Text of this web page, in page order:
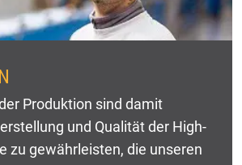
Produktion sind damit
und Qualität der High-
zu gewährleisten, die unseren